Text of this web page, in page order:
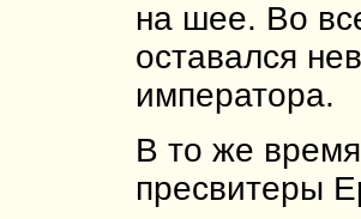
на шее. Во
оставался
императора.
В то же
пресвитеры